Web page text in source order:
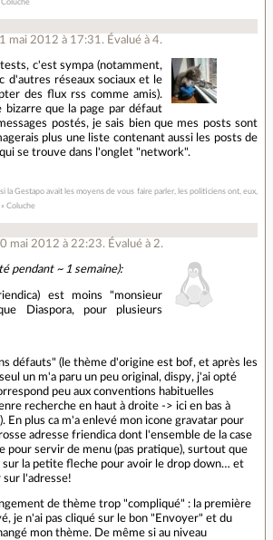
Coluche
mai 2012 à 17:31 . Évalué à4.
c'est sympa (notamment,
d'autres réseaux sociaux et le
des flux rss comme amis).
bizarre que la page par défaut
postés, je sais bien que mes posts sont
plus une liste contenant aussi les posts de
se trouve dans l'onglet "network".
la Gestapo avait les moyens de vous faire parler, les politiciens ont, eux,
Coluche
mai 2012 à 22:23. Évalué à 2.
pendant ~ 1 semaine):
est moins "monsieur
Diaspora, pour plusieurs
défauts" (le thème d'origine est bof, et après les
un m'a paru un peu original, dispy, j'ai opté
peu aux conventions habituelles
recherche en haut à droite -> ici en bas à
En plus ca m'a enlevé mon icone gravatar pour
adresse friendica dont l'ensemble de la case
pour servir de menu (pas pratique), surtout que
sur la petite fleche pour avoir le drop down… et
sur l'adresse!
de thème trop "compliqué" : la première
je n'ai pas cliqué sur le bon "Envoyer" et du
mon thème. De même si au niveau